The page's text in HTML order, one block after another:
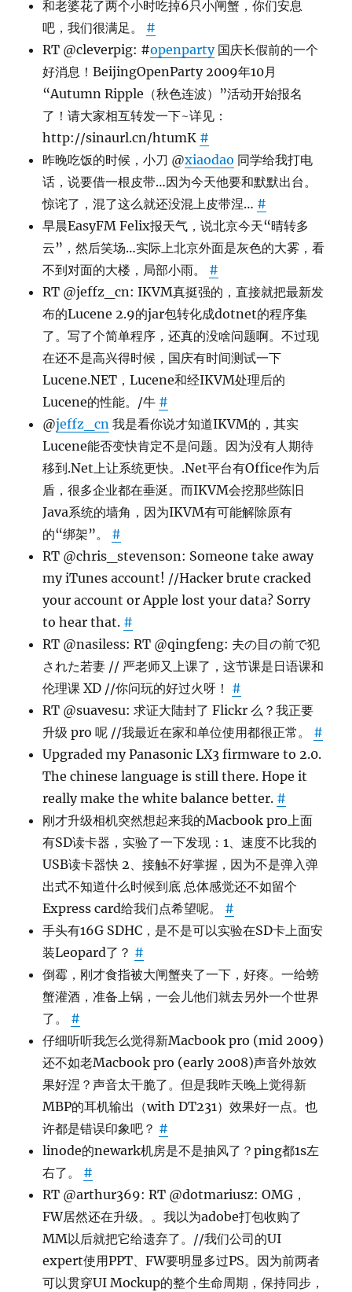
和老婆花了两个小时吃掉6只小闸蟹，你们安息
吧，我们很满足。 #
RT @cleverpig: #openparty国庆长假前的一个
好消息！BeijingOpenParty 2009年10月
“Autumn Ripple（秋色连波）”活动开始报名
了！请大家相互转发一下~详见：
http://sinaurl.cn/htumK #
昨晚吃饭的时候，小刀 @xiaodao 同学给我打电
话，说要借一根皮带…因为今天他要和默默出台。
惊诧了，混了这么就还没混上皮带涅… #
早晨EasyFM Felix报天气，说北京今天“晴转多
云”，然后笑场…实际上北京外面是灰色的大雾，看
不到对面的大楼，局部小雨。 #
RT @jeffz_cn: IKVM真挺强的，直接就把最新发
布的Lucene 2.9的jar包转化成dotnet的程序集
了。写了个简单程序，还真的没啥问题啊。不过现
在还不是高兴得时候，国庆有时间测试一下
Lucene.NET，Lucene和经IKVM处理后的
Lucene的性能。/牛 #
@jeffz_cn 我是看你说才知道IKVM的，其实
Lucene能否变快肯定不是问题。因为没有人期待
移到.Net上让系统更快。.Net平台有Office作为后
盾，很多企业都在垂涎。而IKVM会挖那些陈旧
Java系统的墙角，因为IKVM有可能解除原有
的“绑架”。 #
RT @chris_stevenson: Someone take away
my iTunes account! //Hacker brute cracked
your account or Apple lost your data? Sorry
to hear that. #
RT @nasiless: RT @qingfeng: 夫の目の前で犯
された若妻 // 严老师又上课了，这节课是日语课和
伦理课 XD //你问玩的好过火呀！ #
RT @suavesu: 求证大陆封了 Flickr 么？我正要
升级 pro 呢 //我最近在家和单位使用都很正常。 #
Upgraded my Panasonic LX3 firmware to 2.0.
The chinese language is still there. Hope it
really make the white balance better. #
刚才升级相机突然想起来我的Macbook pro上面
有SD读卡器，实验了一下发现：1、速度不比我的
USB读卡器快 2、接触不好掌握，因为不是弹入弹
出式不知道什么时候到底 总体感觉还不如留个
Express card给我们点希望呢。 #
手头有16G SDHC，是不是可以实验在SD卡上面安
装Leopard了？ #
倒霉，刚才食指被大闸蟹夹了一下，好疼。一给螃
蟹灌酒，准备上锅，一会儿他们就去另外一个世界
了。 #
仔细听听我怎么觉得新Macbook pro (mid 2009)
还不如老Macbook pro (early 2008)声音外放效
果好涅？声音太干脆了。但是我昨天晚上觉得新
MBP的耳机输出（with DT231）效果好一点。也
许都是错误印象吧？ #
linode的newark机房是不是抽风了？ping都1s左
右了。 #
RT @arthur369: RT @dotmariusz: OMG，
FW居然还在升级。。我以为adobe打包收购了
MM以后就把它给遗弃了。//我们公司的UI
expert使用PPT、FW要明显多过PS。因为前两者
可以贯穿UI Mockup的整个生命周期，保持同步，